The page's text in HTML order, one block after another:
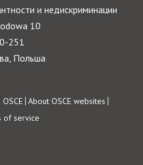
и недискриминации
10
251
Польша
OSCE About OSCE websites
of service